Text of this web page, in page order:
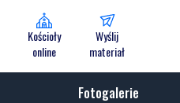
Kościoły
online
Wyślij
materiał
Fotogalerie